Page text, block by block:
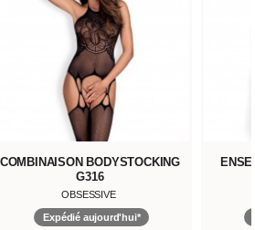
COMBINAISON BODYSTOCKING
G316
OBSESSIVE
Expédié aujourd'hui*